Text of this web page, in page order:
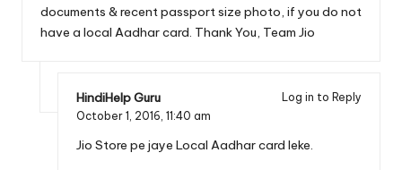
documents & recent passport size photo, if you do not
have a local Aadhar card. Thank You, Team Jio
HindiHelp Guru
Log in to Reply
October 1, 2016, 11:40 am
Jio Store pe jaye Local Aadhar card leke.